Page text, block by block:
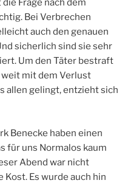
Frage nach dem
Bei Verbrechen
auch den genauen
sicherlich sind sie sehr
Um den Täter bestraft
weit mit dem Verlust
allen gelingt, entzieht sich
Benecke haben einen
für uns Normalos kaum
Abend war nicht
Es wurde auch hin